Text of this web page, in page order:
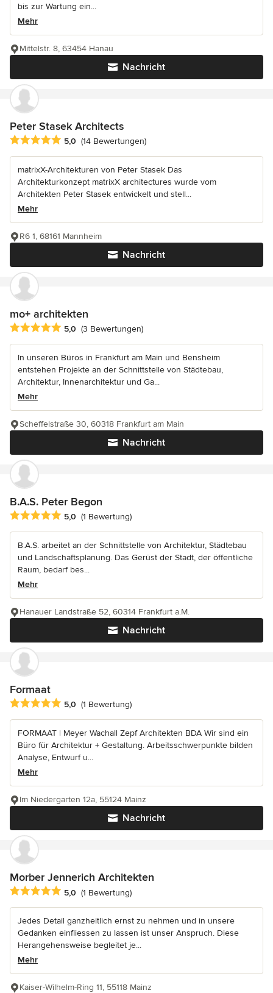
bis zur Wartung ein...
Mehr
Nachricht
Mittelstr. 8, 63454 Hanau
Peter Stasek Architects
Durchschnittliche Bewertung: 5 von 5 Sternen
5,0 (14 Bewertungen)
matrixX-Architekturen von Peter Stasek Das
Architekturkonzept matrixX architectures wurde vom
Architekten Peter Stasek entwickelt und stell...
Mehr
Nachricht
R6 1, 68161 Mannheim
mo+ architekten
Durchschnittliche Bewertung: 5 von 5 Sternen
5,0 (3 Bewertungen)
In unseren Büros in Frankfurt am Main und Bensheim
entstehen Projekte an der Schnittstelle von Städtebau,
Architektur, Innenarchitektur und Ga...
Mehr
Nachricht
Scheffelstraße 30, 60318 Frankfurt am Main
B.A.S. Peter Begon
Durchschnittliche Bewertung: 5 von 5 Sternen
5,0 (1 Bewertung)
B.A.S. arbeitet an der Schnittstelle von Architektur, Städtebau
und Landschaftsplanung. Das Gerüst der Stadt, der öffentliche
Raum, bedarf bes...
Mehr
Nachricht
Hanauer Landstraße 52, 60314 Frankfurt a.M.
Formaat
Durchschnittliche Bewertung: 5 von 5 Sternen
5,0 (1 Bewertung)
FORMAAT | Meyer Wachall Zepf Architekten BDA Wir sind ein
Büro für Architektur + Gestaltung. Arbeitsschwerpunkte bilden
Analyse, Entwurf u...
Mehr
Nachricht
Im Niedergarten 12a, 55124 Mainz
Morber Jennerich Architekten
Durchschnittliche Bewertung: 5 von 5 Sternen
5,0 (1 Bewertung)
Jedes Detail ganzheitlich ernst zu nehmen und in unsere
Gedanken einfliessen zu lassen ist unser Anspruch. Diese
Herangehensweise begleitet je...
Mehr
Kaiser-Wilhelm-Ring 11, 55118 Mainz